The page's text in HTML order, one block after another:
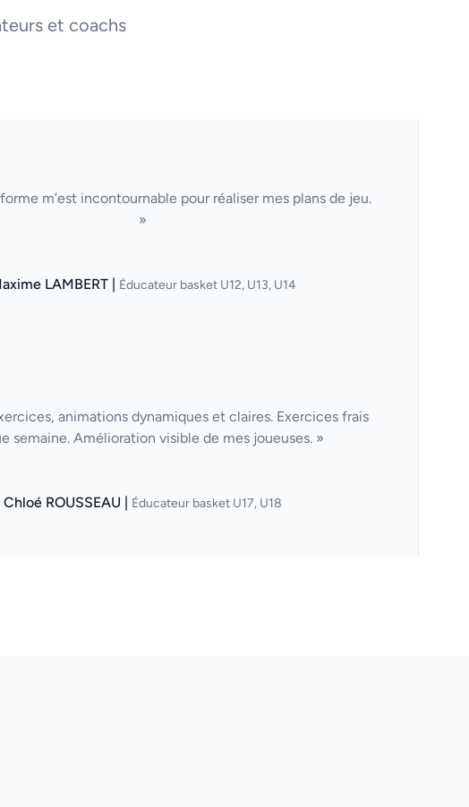
et coachs
m’est incontournable pour réaliser mes plans de jeu.
»
LAMBERT | Éducateur basket U12, U13, U14
animations dynamiques et claires. Exercices frais
semaine. Amélioration visible de mes joueuses. »
Chloé ROUSSEAU | Éducateur basket U17, U18